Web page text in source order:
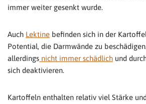
immer weiter gesenkt wurde.
Auch Lektine befinden sich in der
Potential, die Darmwände zu
allerdings nicht immer schädlich und
sich deaktivieren.
Kartoffeln enthalten relativ viel Stärke